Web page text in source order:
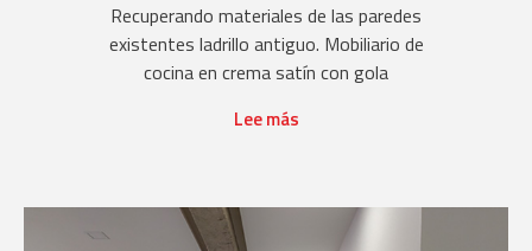
Recuperando materiales de las paredes
existentes ladrillo antiguo. Mobiliario de
cocina en crema satín con gola
Lee más